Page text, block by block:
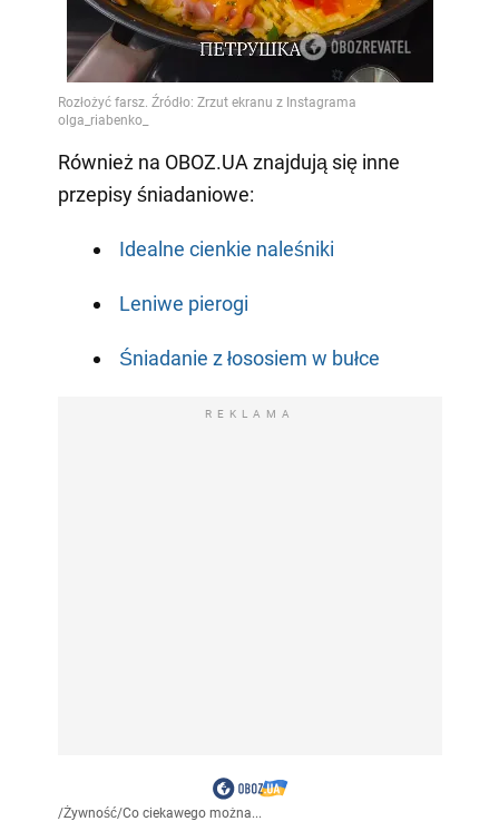
Również na OBOZ.UA znajdują się inne
przepisy śniadaniowe:
Idealne cienkie naleśniki
Leniwe pierogi
Śniadanie z łososiem w bułce
REKLAMA
/Żywność/Co ciekawego można...